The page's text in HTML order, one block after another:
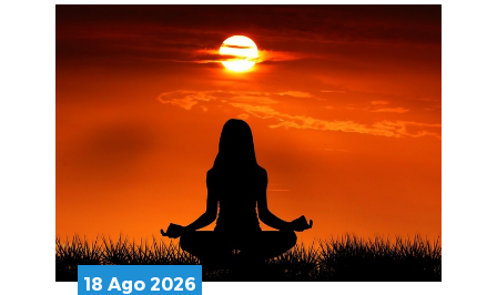
18 Ago 2026